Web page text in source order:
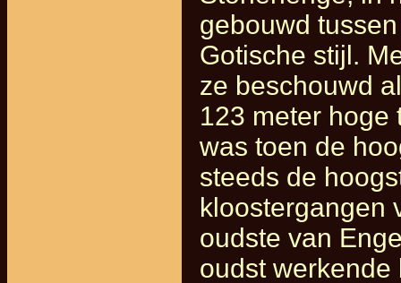
gebouwd
Gotische stijl.
ze beschouwd
123 meter hoge
was toen de
steeds de
kloostergangen
oudste van
oudst